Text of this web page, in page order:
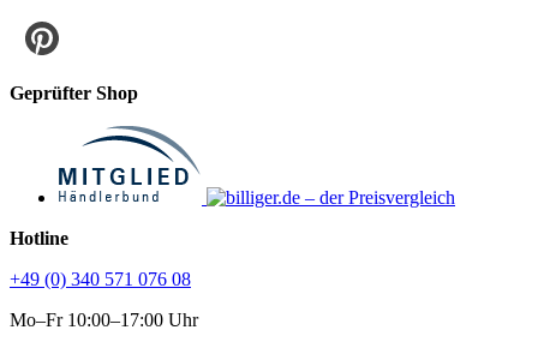
Geprüfter Shop
Hotline
+49 (0) 340 571 076 08
Mo–Fr 10:00–17:00 Uhr